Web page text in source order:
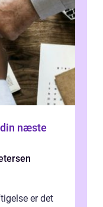
næste
er det